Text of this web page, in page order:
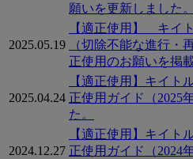
願いを更新しました。
2025.05.19
【適正使用】 キイ
（切除不能な進行・
正使用のお願いを掲
2025.04.24
【適正使用】キイト
正使用ガイド（2025
た。
2024.12.27
【適正使用】キイト
正使用ガイド（2024